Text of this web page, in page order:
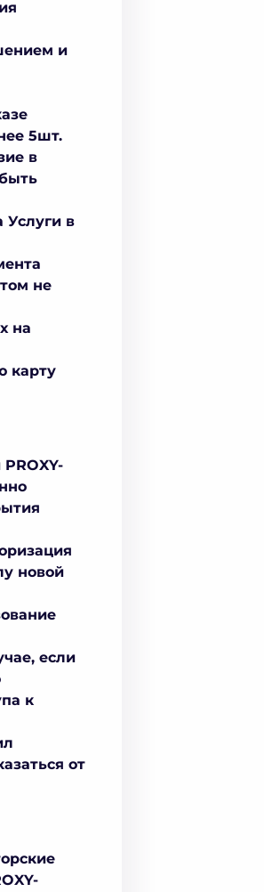
и
5шт.
в
Услуги в
не
на
карту
новой
если
к
от